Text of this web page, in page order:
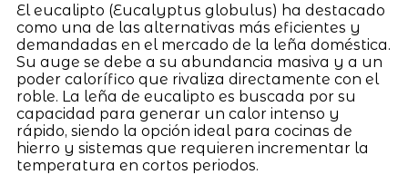
El eucalipto (Eucalyptus globulus) ha destacado
como una de las alternativas más eficientes y
demandadas en el mercado de la leña doméstica.
Su auge se debe a su abundancia masiva y a un
poder calorífico que rivaliza directamente con el
roble. La leña de eucalipto es buscada por su
capacidad para generar un calor intenso y
rápido, siendo la opción ideal para cocinas de
hierro y sistemas que requieren incrementar la
temperatura en cortos periodos.